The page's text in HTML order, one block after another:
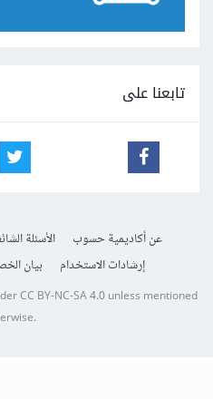
تابعنا على
عن أكاديمية حسوب الأسئلة
إرشادات الاستخدام
بيان
CC BY-NC-SA 4.0unless mentioned